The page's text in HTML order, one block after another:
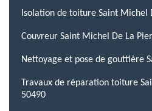
Isolation de toiture Saint Michel
Couvreur Saint Michel De La
Nettoyage et pose de gouttière
Travaux de réparation toiture
50490